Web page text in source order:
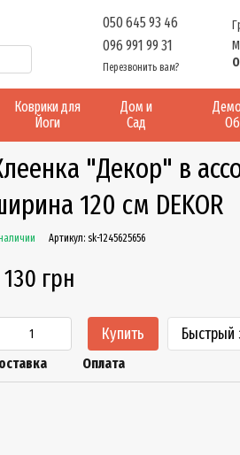
050 645 93 46
096 991 99 31
Перезвонить вам?
Коврики для
Йоги
Дом и
Сад
"Декор" в
120 см DEKOR
Артикул: sk-1245625656
130 грн
Купить Быстрый
Оплата